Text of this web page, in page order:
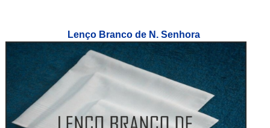
Lenço Branco de N. Senhora